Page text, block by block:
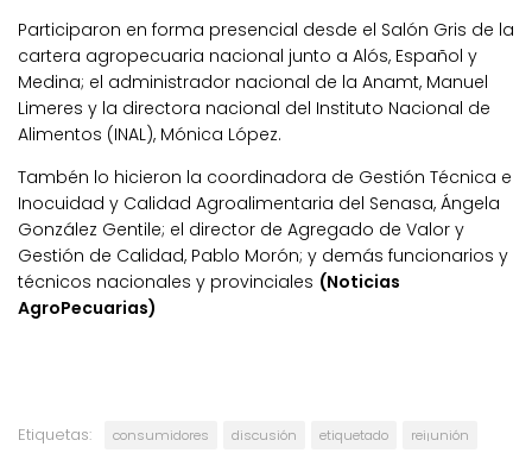
Participaron en forma presencial desde el Salón Gris de la
cartera agropecuaria nacional junto a Alós, Español y
Medina; el administrador nacional de la Anamt, Manuel
Limeres y la directora nacional del Instituto Nacional de
Alimentos (INAL), Mónica López.
Tambén lo hicieron la coordinadora de Gestión Técnica e
Inocuidad y Calidad Agroalimentaria del Senasa, Ángela
González Gentile; el director de Agregado de Valor y
Gestión de Calidad, Pablo Morón; y demás funcionarios y
técnicos nacionales y provinciales (Noticias
AgroPecuarias)
Etiquetas: consumidores discusión etiquetado rei¡unión